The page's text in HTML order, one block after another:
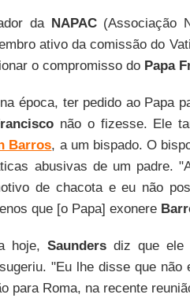
da NAPAC(Associação
ativo da comissão do
o compromisso do Papa
época, ter pedido ao Papa
não o fizesse. Ele
Barros, a um bispado. O
abusivas de um padre.
de chacota e eu não
que [o Papa] exonere
hoje, Saundersdiz que ele
"Eu lhe disse que não
para Roma, na recente